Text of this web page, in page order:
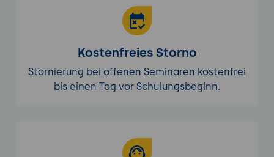
Kostenfreies Storno
Stornierung bei offenen Seminaren kostenfrei
bis einen Tag vor Schulungsbeginn.